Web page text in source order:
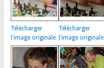
Télécharger
l'image originale
Télécharger
l'image originale